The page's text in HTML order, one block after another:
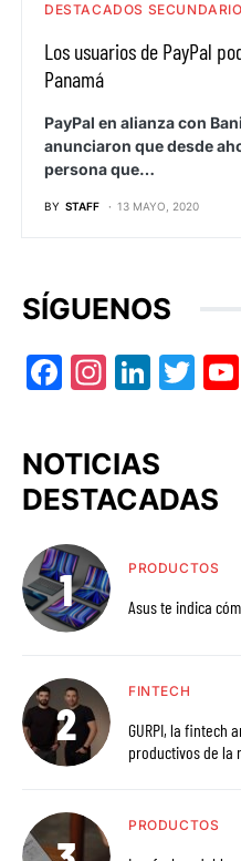
DESTACADOS
Los usuarios de PayPal
Panamá
PayPal en alianza con
anunciaron que desde
persona que…
BY STAFF 13 MAYO, 2020
SÍGUENOS
Facebook
Instagram
LinkedIn
NOTICIAS
DESTACADAS
PRODUCTOS
Asus te indica
FINTECH
GURPI, la fintech argentina, habilita
productivos de la
PRODUCTOS